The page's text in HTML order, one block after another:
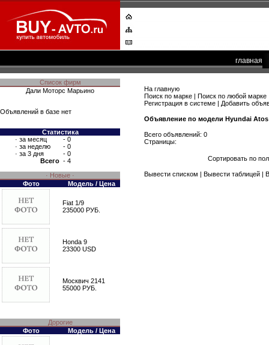
главная
Список фирм
Дали Моторс Марьино
Объявлений в базе нет
Статистика
· за месяц
- 0
· за неделю
- 0
· за 3 дня
- 0
Всего - 4
· Новые ·
Фото
Модель / Цена
Fiat 1/9
235000 РУБ.
Honda 9
23300 USD
Москвич 2141
55000 РУБ.
Дорогие
Фото
Модель / Цена
На главную
Поиск по марке | Поиск по любой марке
Регистрация в системе | Добавить
Объявление по модели Hyundai Atos
Всего объявлений: 0
Страницы:
Сортировать по
Вывести списком | Вывести таблицей |